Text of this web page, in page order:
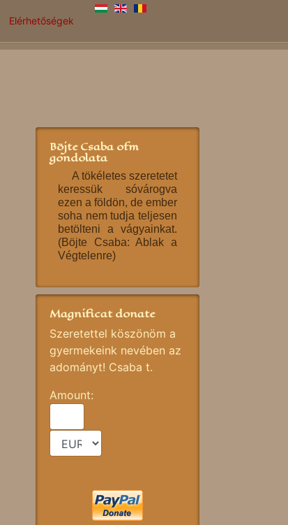
Elérhetőségek
Böjte Csaba ofm
gondolata
A tökéletes szeretetet
keressük sóvárogva
ezen a földön, de ember
soha nem tudja teljesen
betölteni a vágyainkat.
(Böjte Csaba: Ablak a
Végtelenre)
Magnificat donate
Szeretettel köszönöm a
gyermekeink nevében az
adományt! Csaba t.
Amount: